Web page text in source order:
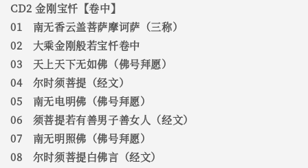
CD2 金刚宝忏【卷中】
01 南无香云盖菩萨摩诃萨（三称）
02 大乘金刚般若宝忏卷中
03 天上天下无如佛（佛号拜愿）
04 尔时须菩提（经文）
05 南无电明佛（佛号拜愿）
06 须菩提若有善男子善女人（经文）
07 南无明照佛（佛号拜愿）
08 尔时须菩提白佛言（经文）